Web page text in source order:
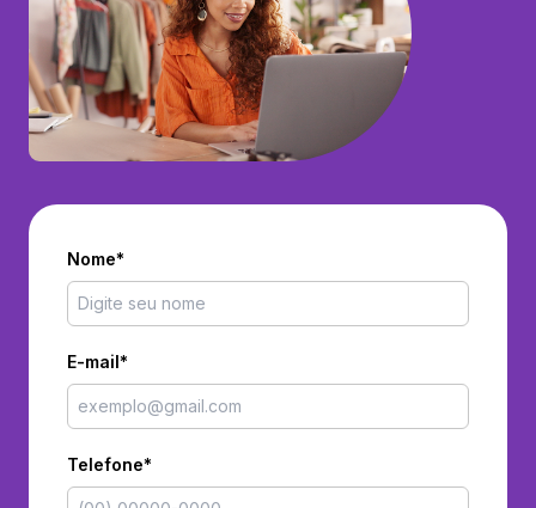
Nome*
E-mail*
Telefone*